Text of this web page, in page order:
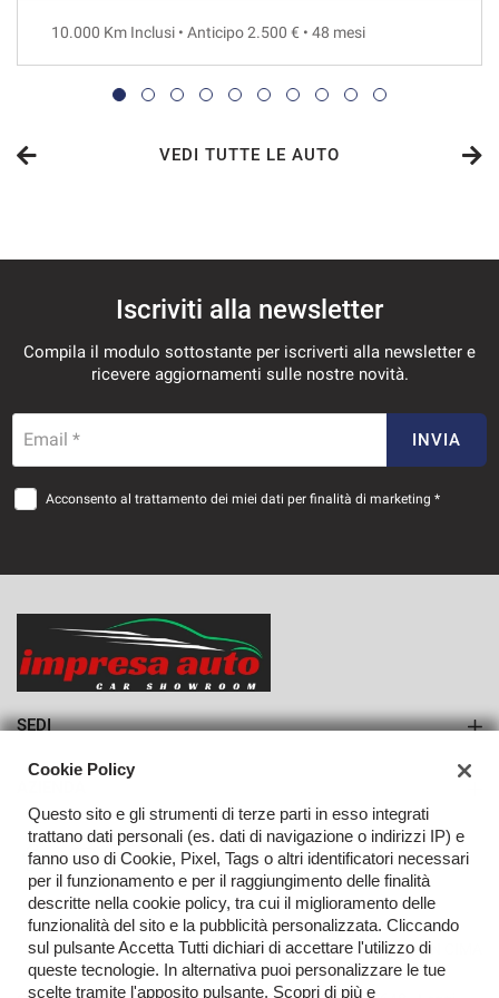
VEDI
599€/mese
36 Mesi
36 Mesi
VEDI
10.000 Km Inclusi • Anticipo 2.500 € • 48 mesi
VEDI TUTTE LE AUTO
Iscriviti alla newsletter
Compila il modulo sottostante per iscriverti alla newsletter e
ricevere aggiornamenti sulle nostre novità.
Email * INVIA
Acconsento al trattamento dei miei dati per finalità di marketing *
SEDI
Azienda
Contatti
TORNA IN CIMA
Cookie Policy
Questo sito e gli strumenti di terze parti in esso integrati
trattano dati personali (es. dati di navigazione o indirizzi IP) e
fanno uso di Cookie, Pixel, Tags o altri identificatori necessari
per il funzionamento e per il raggiungimento delle finalità
descritte nella cookie policy, tra cui il miglioramento delle
funzionalità del sito e la pubblicità personalizzata. Cliccando
sul pulsante Accetta Tutti dichiari di accettare l'utilizzo di
queste tecnologie. In alternativa puoi personalizzare le tue
scelte tramite l'apposito pulsante. Scopri di più e